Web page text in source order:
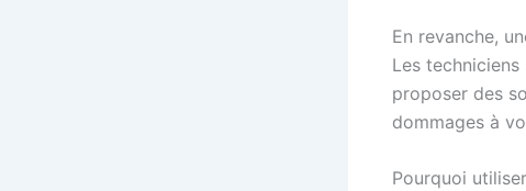
En revanche,
Les
proposer des
dommages à
Pourquoi